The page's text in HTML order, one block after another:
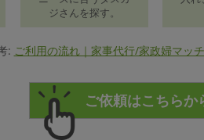
ジさんを探す。
: ご利用の流れ｜家事代行/家政婦マッ